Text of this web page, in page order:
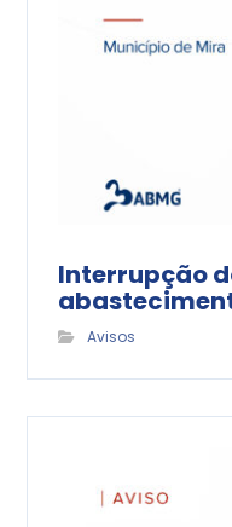
Interrupção
Avisos